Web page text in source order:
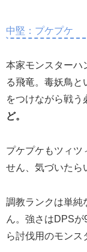
中堅：プケプケ
本家モンスターハ
る飛竜。毒妖鳥と
をつけながら戦う
ど。
プケプケもツィツ
せん、気づいたら
調教ランクは単純
ん。強さはDPS
ら討伐用のモンス